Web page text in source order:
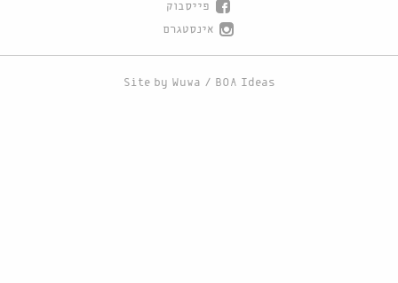
פייסבוק
אינסטגרם
Site by Wuwa / BOA Ideas